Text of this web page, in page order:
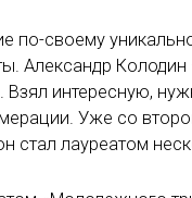
по-своему
Александр
Взял интересную,
Уже со
стал лауреатом